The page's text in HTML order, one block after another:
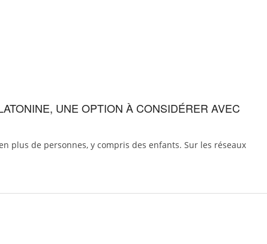
UNE OPTION À CONSIDÉRER AVEC
plus de personnes, y compris des enfants. Sur les réseaux